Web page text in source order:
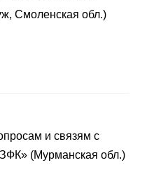
Смоленская обл.)
и связям с
(Мурманская обл.)